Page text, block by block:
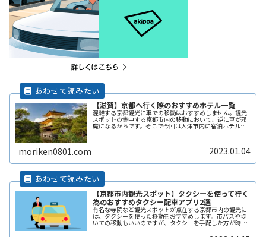
【滋賀】京都へ行く際のおすすめホテル一覧
混雑する京都観光に車での移動はおすすめしません。観光
スポットの集中する京都市内の移動において、逆に車が邪
魔になるからです。そこで今回は大津市内に宿泊ホテルを
moriken0801.com 2023.01.04
【京都市内観光スポット】タクシーを使って行く
為のおすすめタクシー配車アプリ2選
有名な寺院など観光スポットが点在する京都市内の観光に
は、タクシーを使った移動をおすすめします。市バスや歩
いての移動もいいのですが、タクシーを手配した方が時間
を有意義に使えますよ。そこで、提案するのがタクシーの